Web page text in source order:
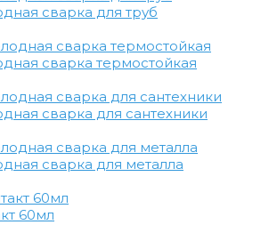
сварка для труб
сварка термостойкая
сварка для сантехники
сварка для металла
60мл